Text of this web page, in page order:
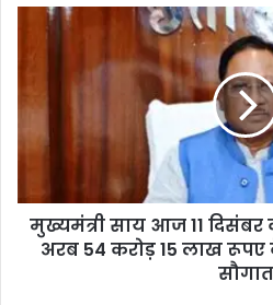
दाखिल
मुख्यमंत्री
दिसंबर
कांकेर
को
देंगेमुख्यमंत्री साय आज 11
अरब 54 करोड़ 15 लाख रूपए
सौगात